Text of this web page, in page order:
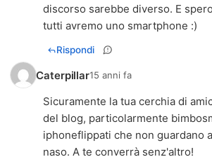
discorso sarebbe diverso. E
tutti avremo uno smartphone :)
Rispondi
Caterpillar15 anni fa
Sicuramente la tua cerchia di
del blog, particolarmente
iphoneflippati che non guardano
naso. A te converrà senz'altro!